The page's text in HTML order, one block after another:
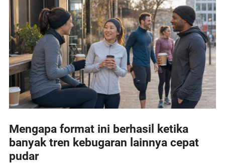
Mengapa format ini berhasil ketika
banyak tren kebugaran lainnya cepat
pudar